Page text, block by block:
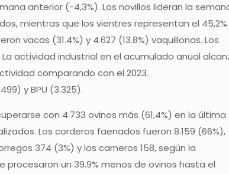
anterior (-4,3%). Los novillos lideran la
mientras que los vientres representan el 45,2%
vacas (31.4%) y 4.627 (13.8%) vaquillonas. Los
actividad industrial en el acumulado anual
comparando con el 2023.
y BPU (3.325).
con 4.733 ovinos más (61,4%) en la última
Los corderos faenados fueron 8.159 (66%),
374 (3%) y los carneros 158, según la
procesaron un 39.9% menos de ovinos hasta el